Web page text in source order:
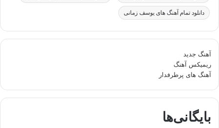
دانلود تمام آهنگ های یوسف زمانی
آهنگ جدید
ریمیکس آهنگ
آهنگ های پرطرفدار
بایگانی‌ها